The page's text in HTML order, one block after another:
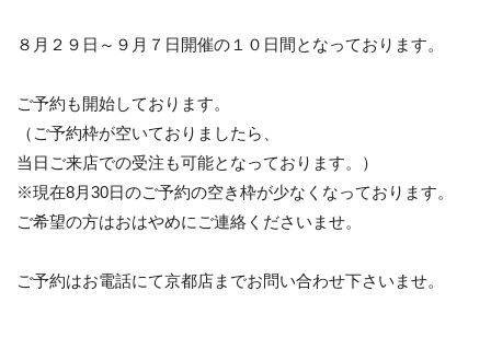
８月２９日～９月７日開催の１０日間となっております。
ご予約も開始しております。
（ご予約枠が空いておりましたら、
当日ご来店での受注も可能となっております。）
※現在8月30日のご予約の空き枠が少なくなっております。
ご希望の方はおはやめにご連絡くださいませ。
ご予約はお電話にて京都店までお問い合わせ下さいませ。